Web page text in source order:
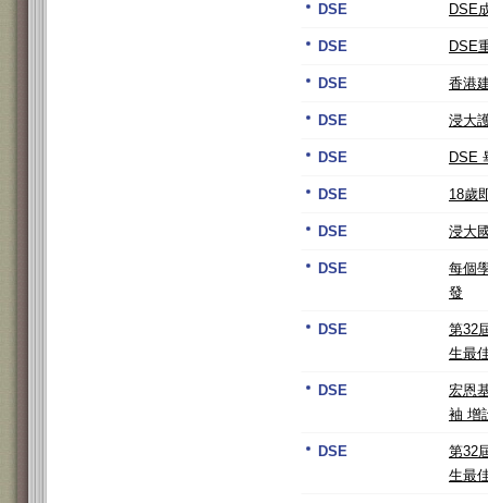
DSE DSE
DSE DSE
DSE 香港
DSE 浸大
DSE DSE
DSE 18歲
DSE 浸大
DSE
每個
發
DSE
第32
生最
DSE
宏恩
袖 增
DSE
第32
生最